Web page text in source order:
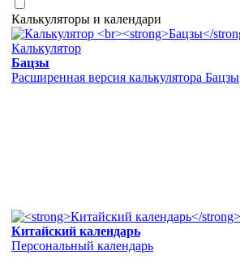
Калькуляторы и календари
Калькулятор
Бацзы
Расширенная версия калькулятора Бацзы
Китайский календарь
Персональный календарь